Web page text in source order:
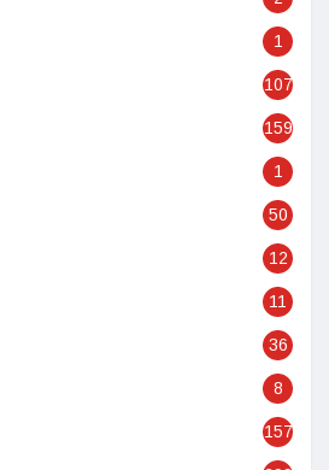
1
107
159
1
50
12
11
36
8
157